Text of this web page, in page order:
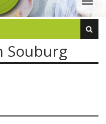
Souburg